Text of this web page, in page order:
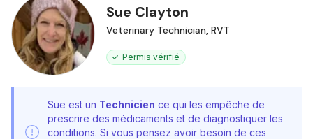
Sue Clayton
Veterinary Technician, RVT
Permis vérifié
Sue est un Technicien ce qui les empêche de
prescrire des médicaments et de diagnostiquer les
conditions. Si vous pensez avoir besoin de ces